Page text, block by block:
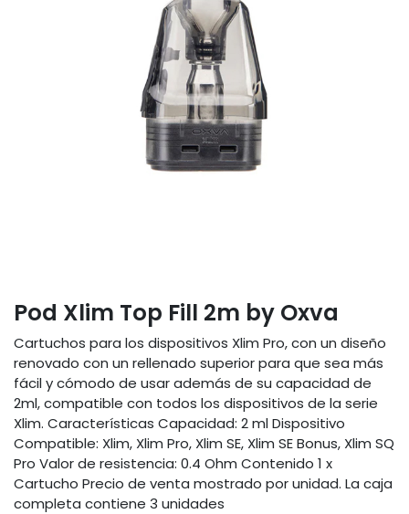
Pod Xlim Top Fill 2m by Oxva
Cartuchos para los dispositivos Xlim Pro, con un diseño
renovado con un rellenado superior para que sea más
fácil y cómodo de usar además de su capacidad de
2ml, compatible con todos los dispositivos de la serie
Xlim. Características Capacidad: 2 ml Dispositivo
Compatible: Xlim, Xlim Pro, Xlim SE, Xlim SE Bonus, Xlim SQ
Pro Valor de resistencia: 0.4 Ohm Contenido 1 x
Cartucho Precio de venta mostrado por unidad. La caja
completa contiene 3 unidades